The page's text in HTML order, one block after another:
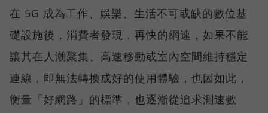
在 5G 成為工作、娛樂、生活不可或缺的數位基
礎設施後，消費者發現，再快的網速，如果不能
讓其在人潮聚集、高速移動或室內空間維持穩定
連線，即無法轉換成好的使用體驗，也因如此，
衡量「好網路」的標準，也逐漸從追求測速數